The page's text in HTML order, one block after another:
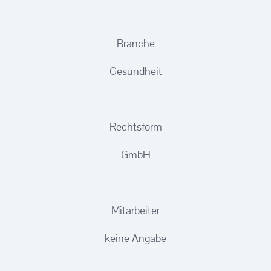
Branche
Gesundheit
Rechtsform
GmbH
Mitarbeiter
keine Angabe